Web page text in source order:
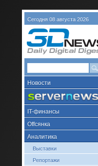
Сегодня 08 августа 2026
Новости
IT-финансы
Offсянка
Аналитика
Выставки
Репортажи